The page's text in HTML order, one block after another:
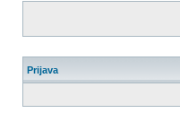
Prijava